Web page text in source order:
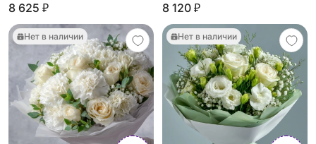
8 625 ₽ 8 120 ₽
Нет в наличии Нет в наличии